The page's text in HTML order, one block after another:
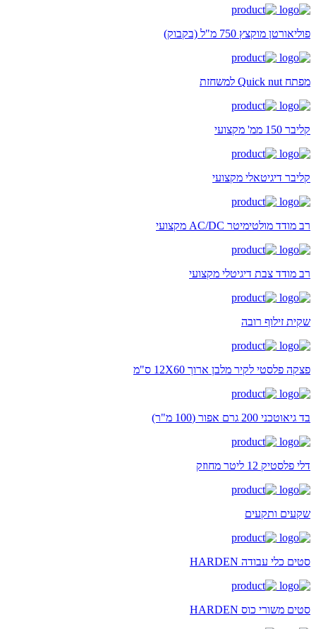
פוליאורטן מוקצץ 750 מ"ל (בקבוק)
מפתח Quick nut למשחזת
קליבר 150 ממ' מקצועי
קליבר דיגיטאלי מקצועי
רב מודד מולטימיטר AC/DC מקצועי
רב מודד צבת דיגיטלי מקצועי
שקית זילוף רובה
פצקה פלסטי לקיר מלבן ארוך 12X60 ס"מ
בד גיאוטכני 200 גרם אפור (100 מ"ר)
דלי פלסטיק 12 ליטר מחוזק
שקעים ותקעים
סטים כלי עבודה HARDEN
סטים משורי כוס HARDEN